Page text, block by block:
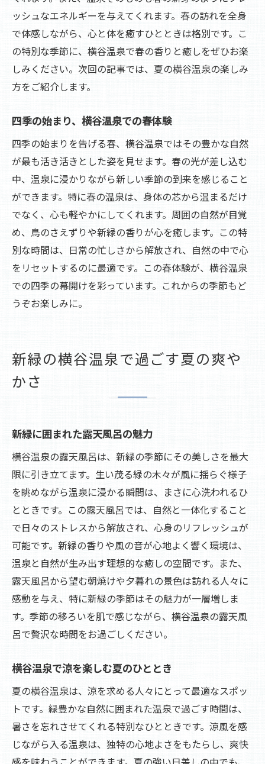
ッシュなエネルギーを与えてくれます。春の訪れを全身
で体感しながら、心と体を癒すひとときは格別です。こ
の特別な季節に、横谷温泉で春の香りと癒しをぜひお楽
しみください。次回の記事では、夏の横谷温泉の楽しみ
方をご紹介します。
四季の始まり、横谷温泉での春体験
四季の始まりを告げる春、横谷温泉ではその豊かな自然
が最も活き活きとした姿を見せます。春の光が差し込む
中、温泉に浸かりながら新しい季節の到来を感じること
ができます。特に春の温泉は、身体の芯から温まるだけ
でなく、心も軽やかにしてくれます。周囲の自然が目覚
め、鳥のさえずりや新緑の香りが心を癒します。この特
別な時間は、日常の忙しさから解放され、自然の中で心
をリセットするのに最適です。この春体験が、横谷温泉
での四季の幕開けを彩っています。これからの季節もど
うぞお楽しみに。
新緑の横谷温泉で過ごす夏の爽や
かさ
新緑に囲まれた露天風呂の魅力
横谷温泉の露天風呂は、新緑の季節にその美しさを最大
限に引き立てます。生い茂る緑の木々が風に揺らぐ様子
を眺めながら温泉に浸かる瞬間は、まさに心洗われるひ
とときです。この露天風呂では、自然と一体化すること
で日々のストレスから解放され、心身のリフレッシュが
可能です。新緑の香りや風の音が心地よく響く環境は、
温泉と自然が生み出す理想的な癒しの空間です。また、
露天風呂から望む朝焼けや夕暮れの景色は訪れる人々に
感動を与え、特に新緑の季節はその魅力が一層増しま
す。季節の移ろいを肌で感じながら、横谷温泉の露天風
呂で贅沢な時間をお過ごしください。
横谷温泉で涼を楽しむ夏のひととき
夏の横谷温泉は、涼を求める人々にとって最適なスポッ
トです。緑豊かな自然に囲まれた温泉で過ごす時間は、
暑さを忘れさせてくれる特別なひとときです。涼風を感
じながら入る温泉は、独特の心地よさをもたらし、爽快